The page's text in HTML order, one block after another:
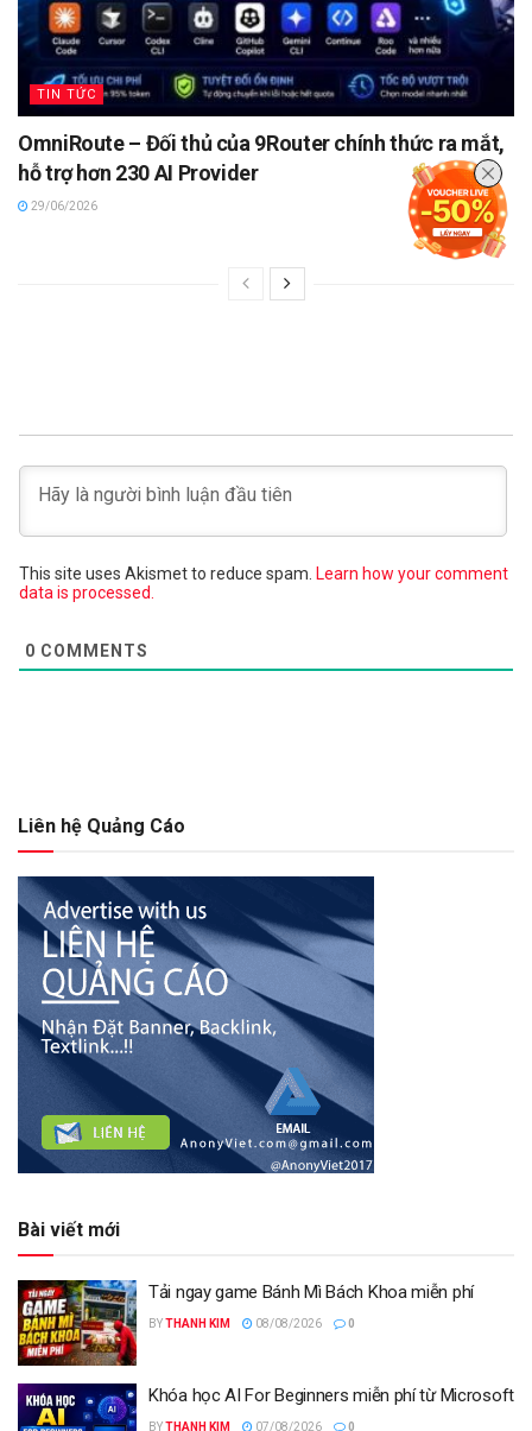
TIN TỨC
OmniRoute – Đối thủ của 9Router chính thức ra mắt,
hỗ trợ hơn 230 AI Provider
29/06/2026
This site uses Akismet to reduce spam. Learn how your comment
data is processed.
0 COMMENTS
Liên hệ Quảng Cáo
Bài viết mới
Tải ngay game Bánh Mì Bách Khoa miễn phí
BYTHANH KIM 08/08/2026 0
Khóa học AI For Beginners miễn phí từ Microsoft
BYTHANH KIM 07/08/2026 0